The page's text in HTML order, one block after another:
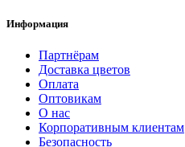
Информация
Партнёрам
Доставка цветов
Оплата
Оптовикам
О нас
Корпоративным клиентам
Безопасность